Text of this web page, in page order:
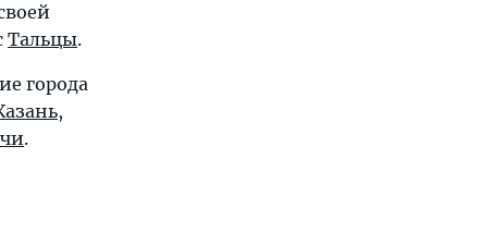
Тальцы.
города
,
.